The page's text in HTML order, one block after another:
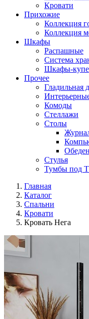
Кровати
Прихожие
Коллекция
Коллекция
Шкафы
Распашные
Система
Шкафы-купе
Прочее
Гладильная
Комоды
Стеллажи
Столы
Стулья
Тумбы под
Главная
Каталог
Спальни
Кровати
Кровать Нега